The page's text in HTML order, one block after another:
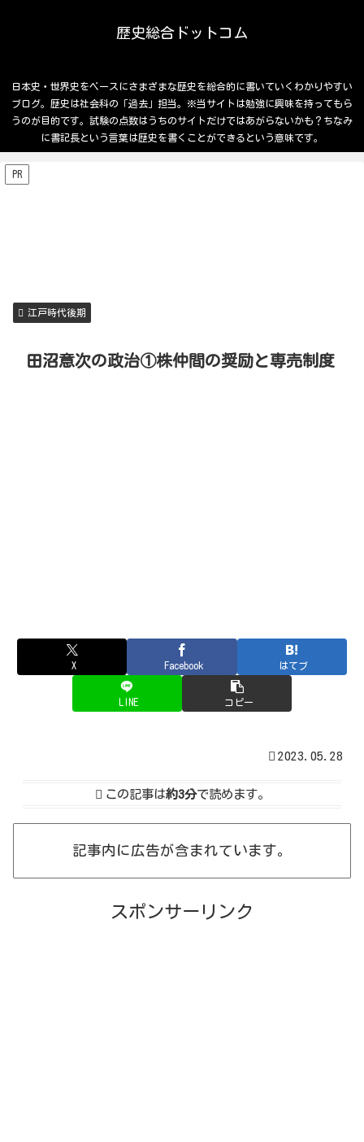
歴史総合ドットコム
日本史・世界史をベースにさまざまな歴史を総合的に書いていくわかりやすい
ブログ。歴史は社会科の「過去」担当。※当サイトは勉強に興味を持ってもら
うのが目的です。試験の点数はうちのサイトだけではあがらないかも？ちなみ
に書記長という言葉は歴史を書くことができるという意味です。
PR
江戸時代後期
田沼意次の政治①株仲間の奨励と専売制度
X Facebook はてブ
LINE コピー
2023.05.28
この記事は約3分で読めます。
記事内に広告が含まれています。
スポンサーリンク